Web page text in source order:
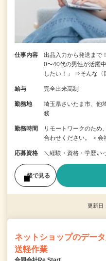
仕事内容
出品入力から発送まで
0〜40代の男性が活躍
したい！」 ⇒そんな
給与 完全出来高制
勤務地
埼玉県さいたま市、
務
勤務時間
リモートワークのため
合わせください。 ＜
応募資格 ＼経験・資格・学歴い
後で見る
更新日
ネットショップのデー
送軽作業